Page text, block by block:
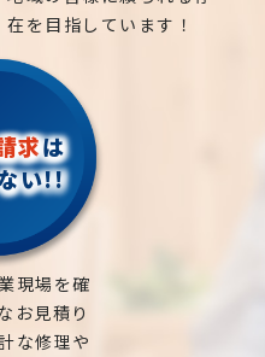
在を目指しています！
求は
い!!
現場を確
お見積り
な修理や